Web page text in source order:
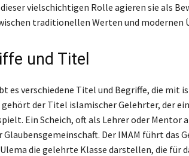
vielschichtigen Rolle agieren sie als
traditionellen Werten und modernen
und Titel
es verschiedene Titel und Begriffe, die mit
gehört der Titel islamischer Gelehrter, der
Ein Scheich, oft als Lehrer oder Mentor
Der IMAM führt das
die gelehrte Klasse darstellen, die für